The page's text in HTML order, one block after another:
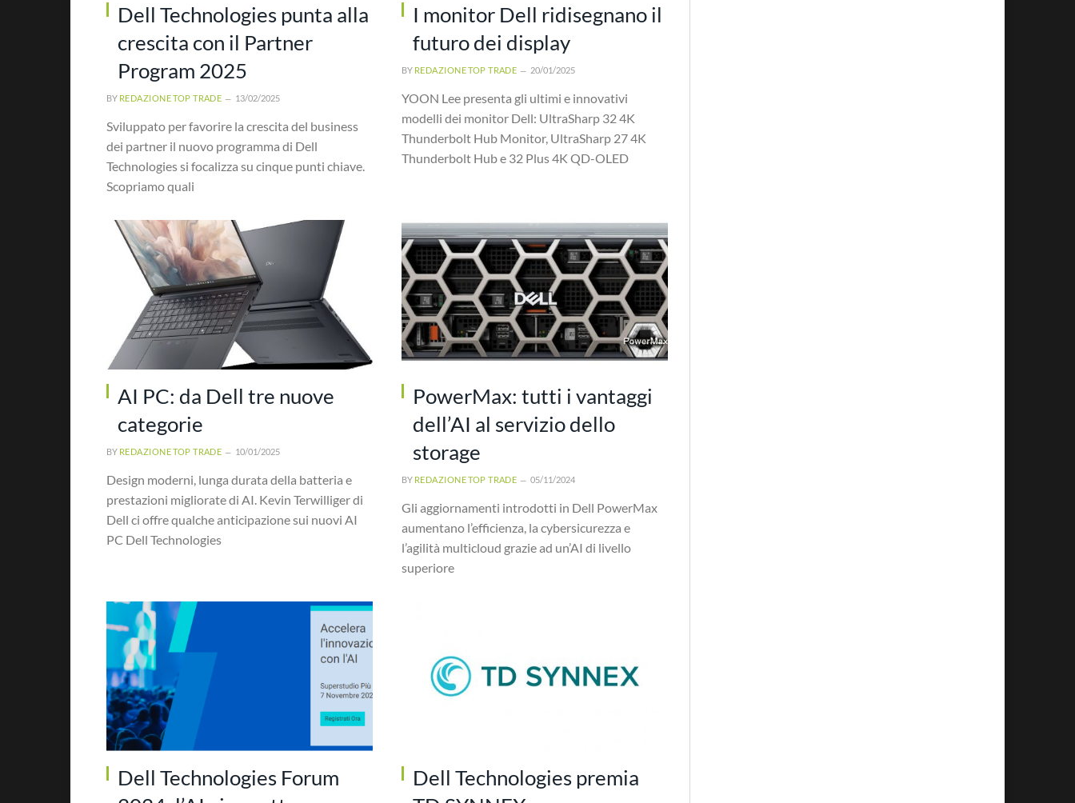
Dell Technologies punta alla
crescita con il Partner
Program 2025
BY REDAZIONE TOP TRADE 13/02/2025
Sviluppato per favorire la crescita del business
dei partner il nuovo programma di Dell
Technologies si focalizza su cinque punti chiave.
Scopriamo quali
I monitor Dell ridisegnano il
futuro dei display
BY REDAZIONE TOP TRADE 20/01/2025
YOON Lee presenta gli ultimi e innovativi
modelli dei monitor Dell: UltraSharp 32 4K
Thunderbolt Hub Monitor, UltraSharp 27 4K
Thunderbolt Hub e 32 Plus 4K QD-OLED
AI PC: da Dell tre nuove
categorie
BY REDAZIONE TOP TRADE 10/01/2025
Design moderni, lunga durata della batteria e
prestazioni migliorate di AI. Kevin Terwilliger di
Dell ci offre qualche anticipazione sui nuovi AI
PC Dell Technologies
PowerMax: tutti i vantaggi
dell’AI al servizio dello
storage
BY REDAZIONE TOP TRADE 05/11/2024
Gli aggiornamenti introdotti in Dell PowerMax
aumentano l’efficienza, la cybersicurezza e
l’agilità multicloud grazie ad un’AI di livello
superiore
Dell Technologies Forum
Dell Technologies premia